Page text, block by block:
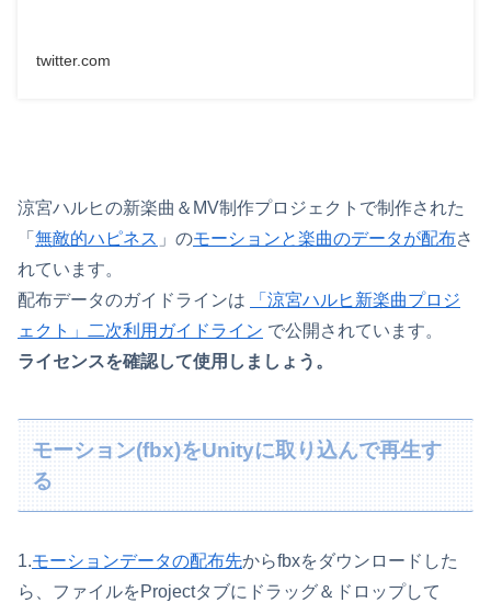
twitter.com
涼宮ハルヒの新楽曲＆MV制作プロジェクトで制作された
「 無敵的ハピネス 」のモーションと楽曲のデータが配布さ
れています。
配布データのガイドラインは
「涼宮ハルヒ新楽曲プロジ
ェクト」二次利用ガイドライン で公開されています。
ライセンスを確認して使用しましょう。
モーション(fbx)をUnityに取り込んで再生す
る
1.モーションデータの配布先からfbxをダウンロードした
ら、ファイルをProjectタブにドラッグ＆ドロップして